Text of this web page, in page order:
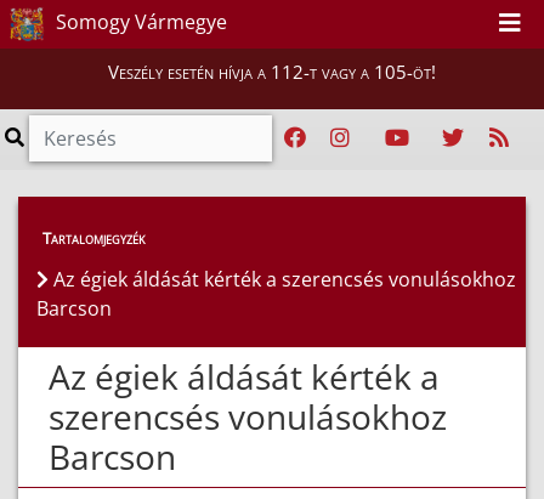
Somogy Vármegye
Veszély esetén hívja a 112-t vagy a 105-öt!
Híreink > Hírek
Tartalomjegyzék
Az égiek áldását kérték a szerencsés vonulásokhoz
Barcson
Az égiek áldását kérték a
szerencsés vonulásokhoz
Barcson